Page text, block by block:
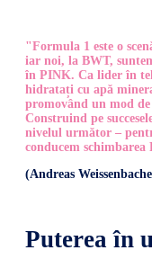
"Formula 1 este o
iar noi, la BWT,
în PINK. Ca lider în
hidratați cu apă
promovând un mod
Construind pe
nivelul următor –
conducem
(Andreas
Puterea în